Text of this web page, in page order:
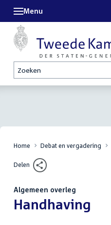
Zoeken
Menu
Home Debat en vergadering
Delen
Algemeen overleg
:Handhaving